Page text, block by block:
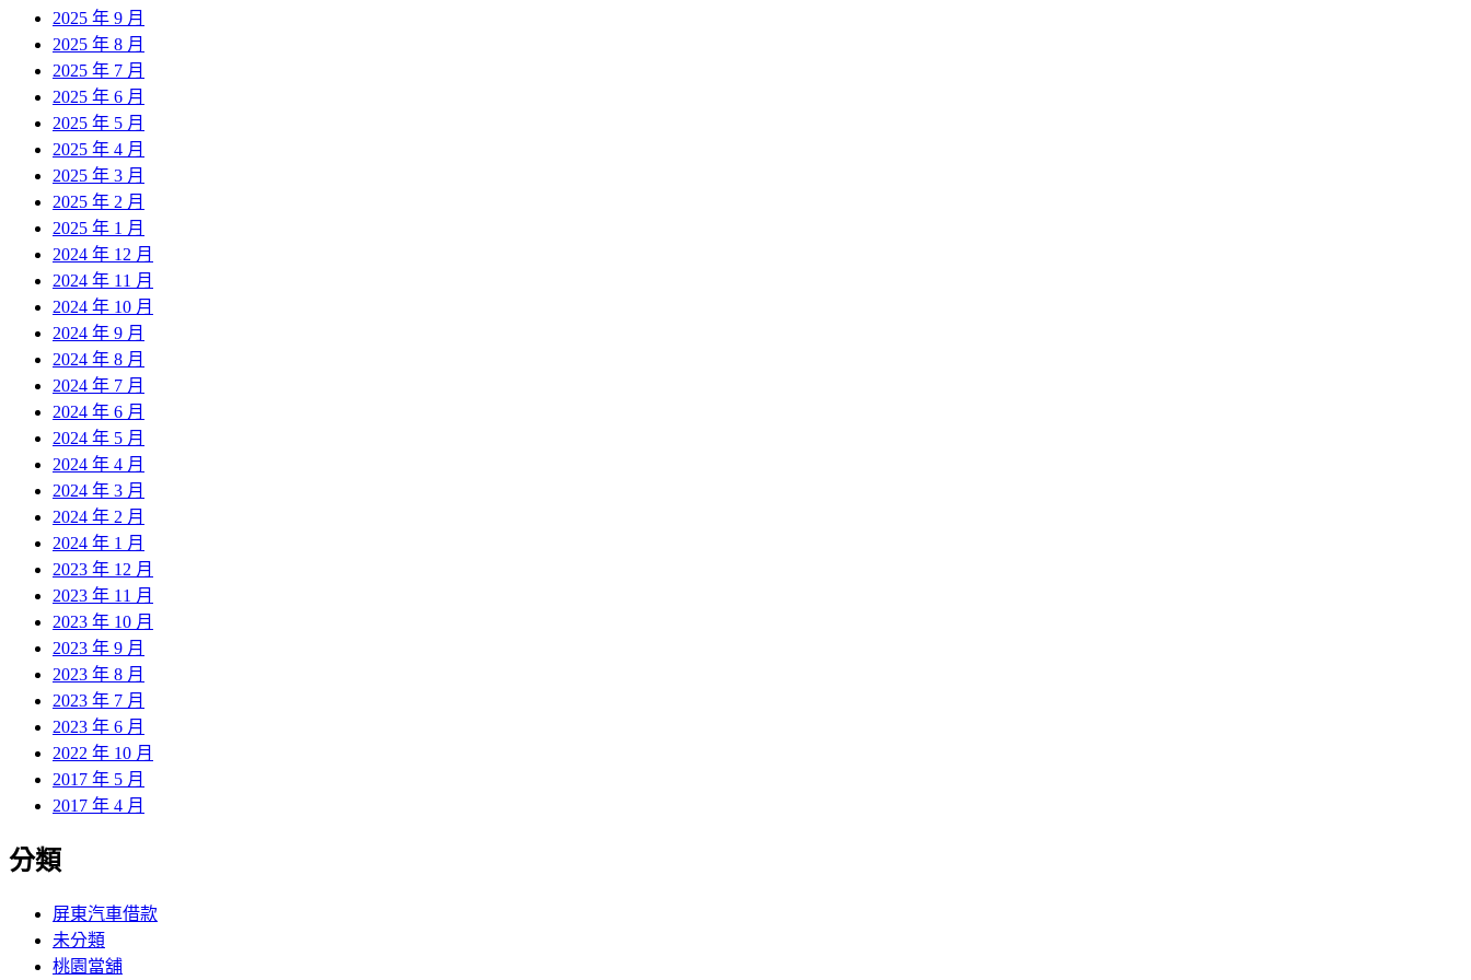
2025 年 9 月
2025 年 8 月
2025 年 7 月
2025 年 6 月
2025 年 5 月
2025 年 4 月
2025 年 3 月
2025 年 2 月
2025 年 1 月
2024 年 12 月
2024 年 11 月
2024 年 10 月
2024 年 9 月
2024 年 8 月
2024 年 7 月
2024 年 6 月
2024 年 5 月
2024 年 4 月
2024 年 3 月
2024 年 2 月
2024 年 1 月
2023 年 12 月
2023 年 11 月
2023 年 10 月
2023 年 9 月
2023 年 8 月
2023 年 7 月
2023 年 6 月
2022 年 10 月
2017 年 5 月
2017 年 4 月
分類
屏東汽車借款
未分類
桃園當舖